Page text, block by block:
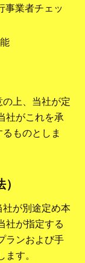
事業者チェッ
上、当社が定
社がこれを承
ものとしま
が別途定め本
社が指定する
ランおよび手
ます。